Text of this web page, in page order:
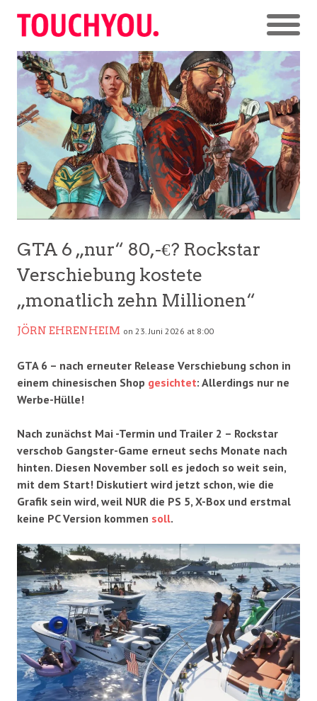
GTA 6 „nur“ 80,-€? Rockstar
Verschiebung kostete
„monatlich zehn Millionen“
JÖRN EHRENHEIM on 23. Juni 2026 at 8:00
GTA 6 – nach erneuter Release Verschiebung schon in
einem chinesischen Shop gesichtet: Allerdings nur ne
Werbe-Hülle!
Nach zunächst Mai -Termin und Trailer 2 – Rockstar
verschob Gangster-Game erneut sechs Monate nach
hinten. Diesen November soll es jedoch so weit sein,
mit dem Start! Diskutiert wird jetzt schon, wie die
Grafik sein wird, weil NUR die PS 5, X-Box und erstmal
keine PC Version kommen soll.